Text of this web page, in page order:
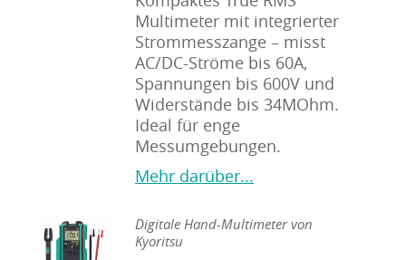
Multimeter mit integrierter
Strommesszange – misst
AC/DC-Ströme bis 60A,
Spannungen bis 600V und
Widerstände bis 34MOhm.
Ideal für enge
Messumgebungen.
Mehr darüber...
Digitale Hand-Multimeter von
Kyoritsu